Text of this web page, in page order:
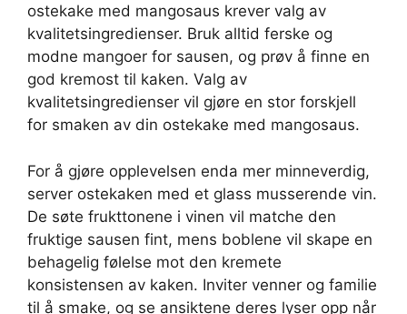
ostekake med mangosaus krever valg av
kvalitetsingredienser. Bruk alltid ferske og
modne mangoer for sausen, og prøv å finne en
god kremost til kaken. Valg av
kvalitetsingredienser vil gjøre en stor forskjell
for smaken av din ostekake med mangosaus.
For å gjøre opplevelsen enda mer minneverdig,
server ostekaken med et glass musserende vin.
De søte frukttonene i vinen vil matche den
fruktige sausen fint, mens boblene vil skape en
behagelig følelse mot den kremete
konsistensen av kaken. Inviter venner og familie
til å smake, og se ansiktene deres lyser opp når